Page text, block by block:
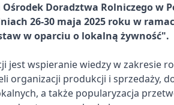
Doradztwa Rolniczego w
26-30 maja 2025 roku w
w oparciu o lokalną żywność".
jest wspieranie wiedzy w zakresie
organizacji produkcji i sprzedaży,
a także popularyzacja